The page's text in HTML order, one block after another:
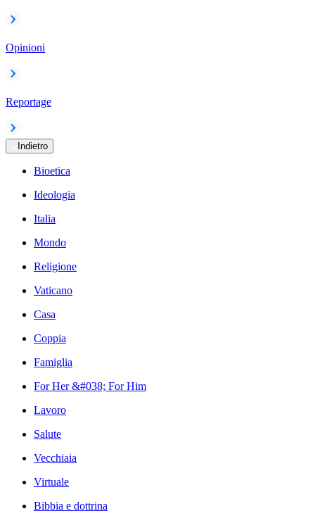
Opinioni
Reportage
Indietro
Bioetica
Ideologia
Italia
Mondo
Religione
Vaticano
Casa
Coppia
Famiglia
For Her &#038; For Him
Lavoro
Salute
Vecchiaia
Virtuale
Bibbia e dottrina